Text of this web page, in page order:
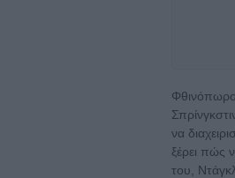
να
ξέρει πώς
του,